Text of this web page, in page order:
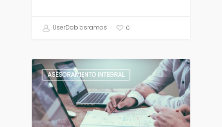
UserDoblasramos 0
ASESORAMIENTO INTEGRAL